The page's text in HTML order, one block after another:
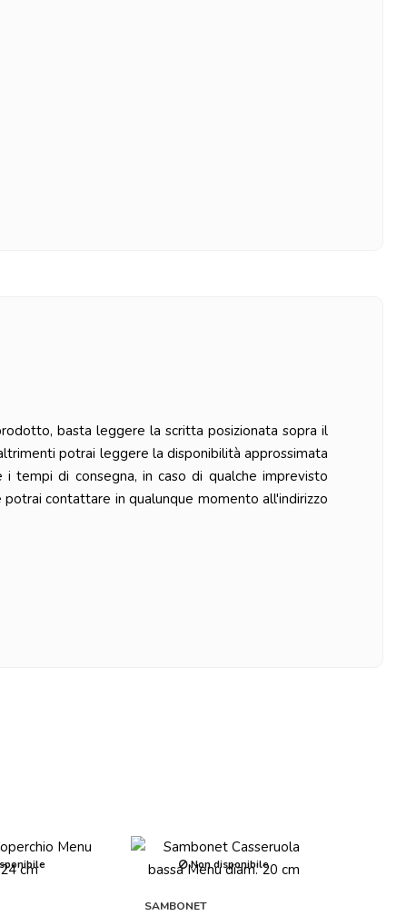
basta leggere la scritta posizionata sopra il
potrai leggere la disponibilità approssimata
di consegna, in caso di qualche imprevisto
contattare in qualunque momento all'indirizzo
Non disponibile
SAMBONET